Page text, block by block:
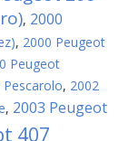
, 2000
, 2000 Peugeot
Peugeot
, 2002
, 2003 Peugeot
407